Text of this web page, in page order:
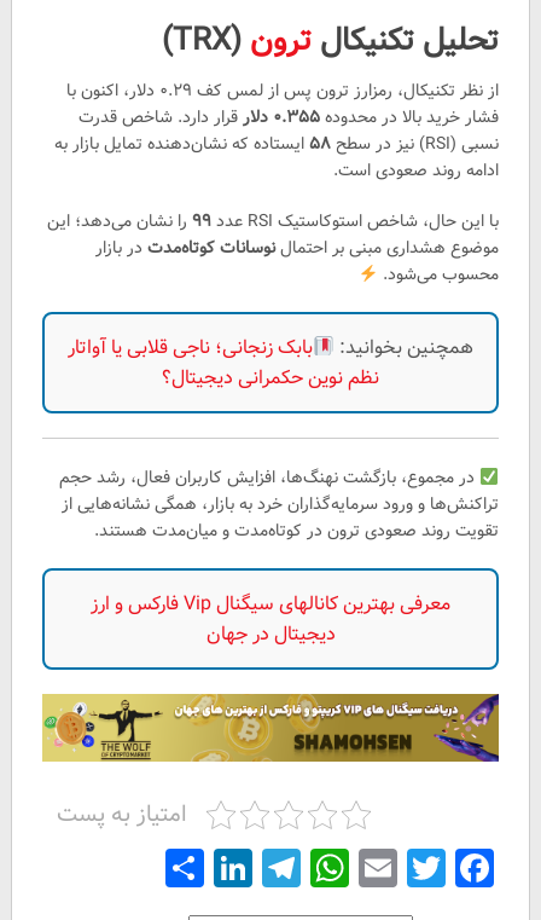
تحلیل تکنیکال ترون (TRX)
از نظر تکنیکال، رمزارز ترون پس از لمس کف ۰.۲۹ دلار، اکنون با
فشار خرید بالا در محدوده۰.۳۵۵ دلار
قرار دارد. شاخص قدرت
نسبی (RSI) نیز در سطح
۵۸ایستاده که نشان‌دهنده تمایل بازار به
ادامه روند صعودی است.
با این حال، شاخص استوکاستیک RSI عدد
۹۹را نشان می‌دهد؛ این
موضوع هشداری مبنی بر احتمالنوسانات کوتاه‌مدتدر بازار
محسوب می‌شود.
همچنین بخوانید:
بابک زنجانی؛ ناجی قلابی یا آواتار
نظم نوین حکمرانی دیجیتال؟
در مجموع، بازگشت نهنگ‌ها، افزایش کاربران فعال، رشد حجم
تراکنش‌ها و ورود سرمایه‌گذاران خرد به بازار، همگی نشانه‌هایی از
تقویت روند صعودی ترون در کوتاه‌مدت و میان‌مدت هستند.
معرفی بهترین کانالهای سیگنال Vip فارکس و ارز
دیجیتال در جهان
امتیاز به پست
Facebook
Twitter
Email
WhatsApp
Telegram
LinkedIn
Share